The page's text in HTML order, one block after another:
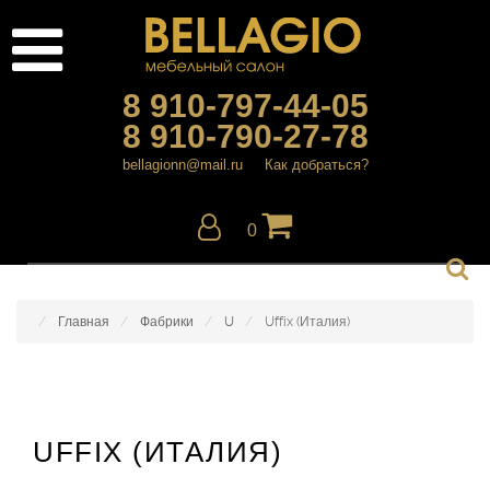
8 910-797-44-05
8 910-790-27-78
bellagionn@mail.ru Как добраться?
0
Главная Фабрики U Uffix (Италия)
UFFIX (ИТАЛИЯ)